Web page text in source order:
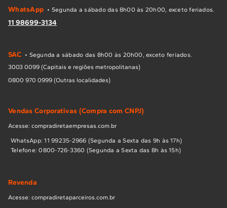
WhatsApp • Segunda a sábado das 8h00 às 20h00, exceto feriados.
11 98699-3134
SAC • Segunda a sábado das 8h00 às 20h00, exceto feriados.
3003 0099 (Capitais e regiões metropolitanas)
0800 970 0999 (Outras localidades)
Vendas Corporativas (Compra com CNPJ)
Acesse: compradiretaempresas.com.br
WhatsApp: 11 99235-2966 (Segunda a Sexta das 9h às 17h)
Telefone: 0800-726-3360 (Segunda a Sexta das 8h às 15h)
Revenda
Acesse: compradiretaparceiros.com.br